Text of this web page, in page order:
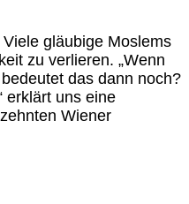
gläubige Moslems
zu verlieren. „Wenn
das dann noch?
erklärt uns eine
Wiener